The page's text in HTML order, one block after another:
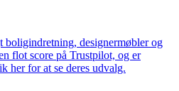
boligindretning, designermøbler og
flot score på Trustpilot, og er
her for at se deres udvalg.